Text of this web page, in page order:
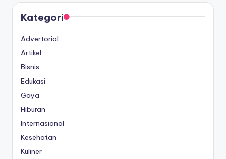
Kategori
Advertorial
Artikel
Bisnis
Edukasi
Gaya
Hiburan
Internasional
Kesehatan
Kuliner